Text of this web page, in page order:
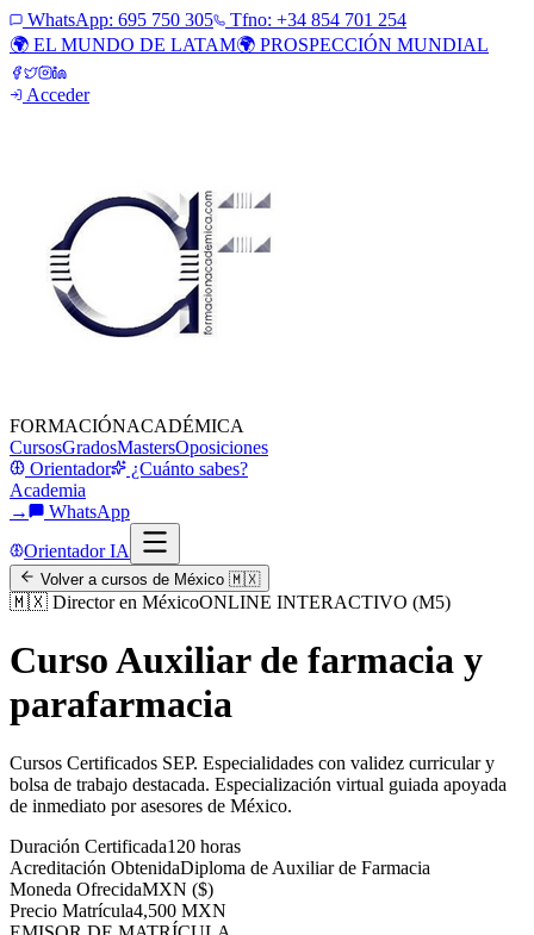
WhatsApp: 695 750 305
Tfno: +34 854 701 254
🌍 EL MUNDO DE LATAM🌍 PROSPECCIÓN MUNDIAL
Acceder
FORMACIÓNACADÉMICA
CursosGradosMastersOposiciones
Orientador
¿Cuánto sabes?
Academia
→
WhatsApp
Orientador IA
Volver a cursos de México 🇲🇽
🇲🇽 Director en MéxicoONLINE INTERACTIVO (M5)
Curso Auxiliar de farmacia y
parafarmacia
Cursos Certificados SEP. Especialidades con validez curricular y
bolsa de trabajo destacada. Especialización virtual guiada apoyada
de inmediato por asesores de México.
Duración Certificada120 horas
Acreditación ObtenidaDiploma de Auxiliar de Farmacia
Moneda OfrecidaMXN ($)
Precio Matrícula4,500 MXN